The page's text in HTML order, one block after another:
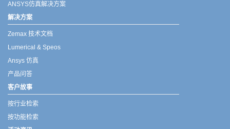
ANSYS仿真解决方案
解决方案
Zemax 技术文档
Lumerical & Speos
Ansys 仿真
产品问答
客户故事
按行业检索
按功能检索